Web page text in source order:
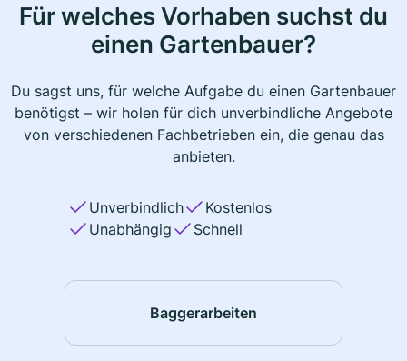
Für welches Vorhaben suchst du
einen Gartenbauer?
Du sagst uns, für welche Aufgabe du einen Gartenbauer
benötigst – wir holen für dich unverbindliche Angebote
von verschiedenen Fachbetrieben ein, die genau das
anbieten.
Unverbindlich
Kostenlos
Unabhängig
Schnell
Baggerarbeiten